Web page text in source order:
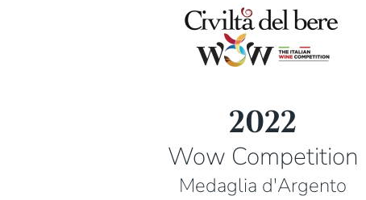
2022
Wow Competition
Medaglia d'Argento